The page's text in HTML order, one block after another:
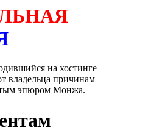
на хостинге
владельца причинам
эпюром Монжа.